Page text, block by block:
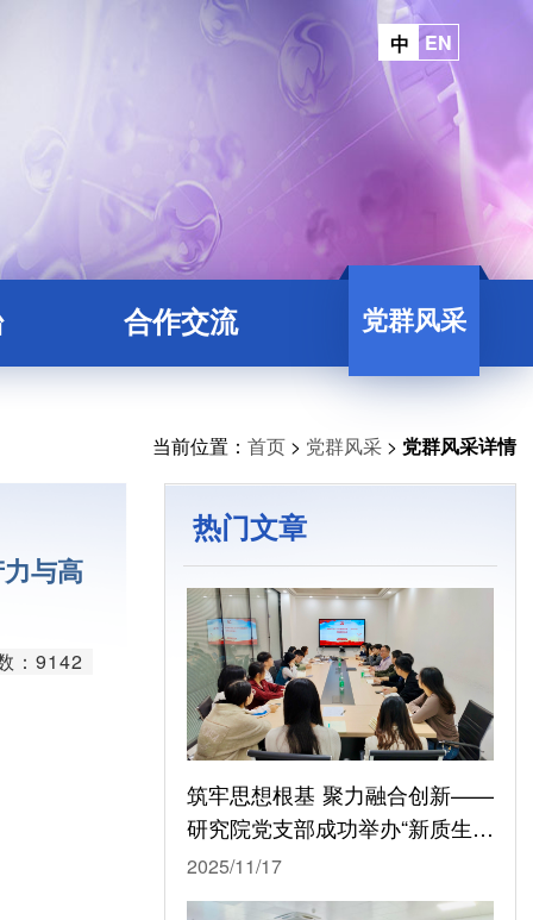
中 EN
台
台
合作交流 党群风采
当前位置： 首页 > 党群风采 > 党群风采详情
与高
：9142
热门文章
筑牢思想根基 聚力融合创新——
研究院党支部成功举办“新质生产
力与高质量发展”（第八期）主题
党日活动
2025/11/17